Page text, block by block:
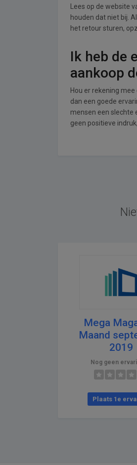
Lees op de website
houden dat niet bij.
het retour sturen,
Ik heb de
aankoop
Hou er rekening
dan een goede
mensen een slechte
geen positieve
Mega
Maand
2019
Nog geen
Plaats 1e